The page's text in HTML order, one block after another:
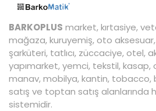
BARKOPLUS market, kırtasiye,
mağaza, kuruyemiş, oto
şarküteri, tatlıcı, züccaciye, otel,
yapımarket, yemci, tekstil, kasap,
manav, mobilya, kantin, tobacco,
satış ve toptan satış alanlarında
sistemidir.